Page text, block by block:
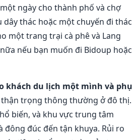
ngày cho thành phố và chợ
thác hoặc một chuyến đi thác
một trang trại cà phê và Lang
nếu bạn muốn đi Bidoup hoặc
khách du lịch một mình và phụ
thận trọng thông thường ở đô thị.
biến, và khu vực trung tâm
đông đúc đến tận khuya. Rủi ro